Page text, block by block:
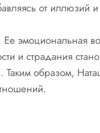
от иллюзий и
эмоциональная
и страдания
образом,